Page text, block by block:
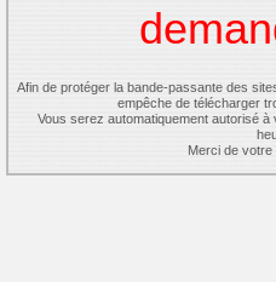
Afin de protéger la bande-passante des
empêche de télécharger
Vous serez automatiquement autorisé
Merci de votre